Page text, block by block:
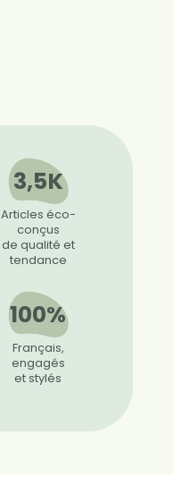
3,5K
Articles éco-
conçus
de qualité et
tendance
100%
Français,
engagés
et stylés